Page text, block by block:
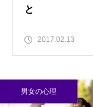
と
2017.02.13
男女の心理